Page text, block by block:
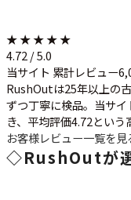
★ ★ ★ ★ ★
4.72 / 5.0
当サイト 累計レビュー
RushOutは25年以上の
ずつ丁寧に検品。当サ
き、平均評価4.72という
お客様レビュー一覧を
◇RushOutが